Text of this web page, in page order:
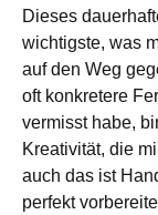
Dieses
wichtigste, was
auf den Weg
oft konkretere
vermisst habe,
Kreativität, die
auch das ist
perfekt